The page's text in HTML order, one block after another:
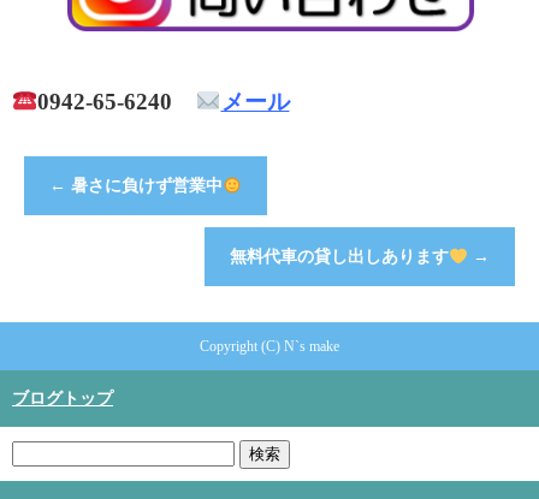
0942-65-6240 メール
← 暑さに負けず営業中
無料代車の貸し出しあります →
Copyright (C) N`s make
ブログトップ